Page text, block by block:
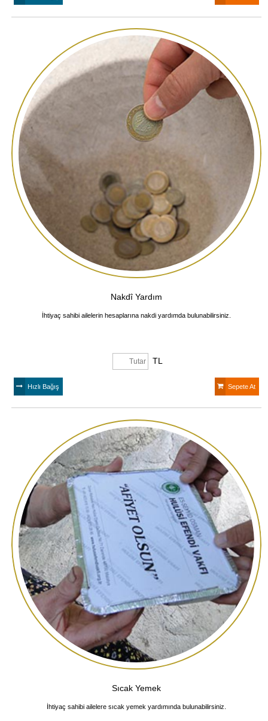
Nakdî Yardım
İhtiyaç sahibi ailelerin hesaplarına nakdi yardımda bulunabilirsiniz.
TL
Hızlı Bağış Sepete At
Sıcak Yemek
İhtiyaç sahibi ailelere sıcak yemek yardımında bulunabilirsiniz.